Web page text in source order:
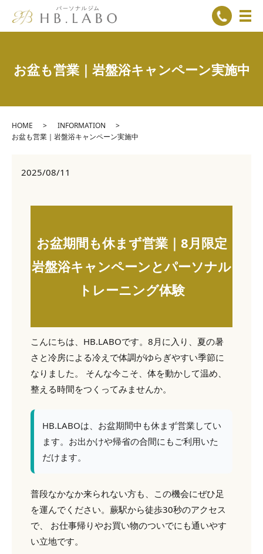
お盆も営業｜岩盤浴キャンペーン実施中
HOME
INFORMATION
お盆も営業｜岩盤浴キャンペーン実施中
2025/08/11
お盆期間も休まず営業｜8月限定
岩盤浴キャンペーンとパーソナル
トレーニング体験
こんにちは、HB.LABOです。8月に入り、夏の暑
さと冷房による冷えで体調がゆらぎやすい季節に
なりました。 そんな今こそ、体を動かして温め、
整える時間をつくってみませんか。
HB.LABOは、お盆期間中も休まず営業してい
ます。お出かけや帰省の合間にもご利用いた
だけます。
普段なかなか来られない方も、この機会にぜひ足
を運んでください。蕨駅から徒歩30秒のアクセス
で、 お仕事帰りやお買い物のついでにも通いやす
い立地です。